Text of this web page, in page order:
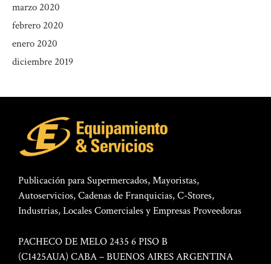
marzo 2020
febrero 2020
enero 2020
diciembre 2019
Publicación para Supermercados, Mayoristas,
Autoservicios, Cadenas de Franquicias, C-Stores,
Industrias, Locales Comerciales y Empresas Proveedoras
PACHECO DE MELO 2435 6 PISO B
(C1425AUA) CABA – BUENOS AIRES ARGENTINA